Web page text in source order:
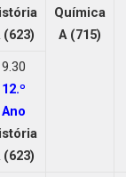
(623)
Química
A (715)
9.30
12.º
Ano
(623)